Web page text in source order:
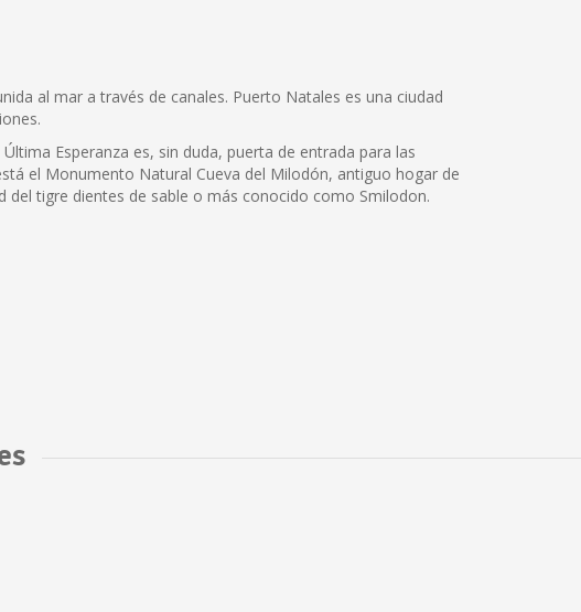
al mar a través de canales. Puerto Natales es una ciudad
Esperanza es, sin duda, puerta de entrada para las
el Monumento Natural Cueva del Milodón, antiguo hogar de
tigre dientes de sable o más conocido como Smilodon.